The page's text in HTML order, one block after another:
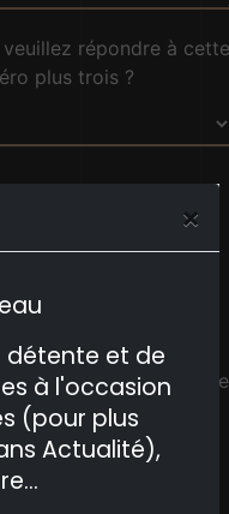
×
détente et de
à l'occasion
(pour plus
Actualité),
répondre à cette
plus trois ?
les conditions
Lesrègles de
d'utilisation